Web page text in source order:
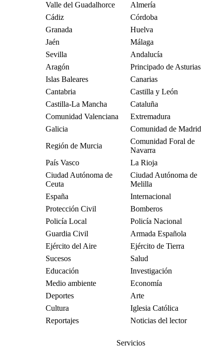
Valle del Guadalhorce
Almería
Cádiz
Córdoba
Granada
Huelva
Jaén
Málaga
Sevilla
Andalucía
Aragón
Principado de Asturias
Islas Baleares
Canarias
Cantabria
Castilla y León
Castilla-La Mancha
Cataluña
Comunidad Valenciana
Extremadura
Galicia
Comunidad de Madrid
Región de Murcia
Comunidad Foral de
Navarra
País Vasco
La Rioja
Ciudad Autónoma de
Ceuta
Ciudad Autónoma de
Melilla
España
Internacional
Protección Civil
Bomberos
Policía Local
Policía Nacional
Guardia Civil
Armada Española
Ejército del Aire
Ejército de Tierra
Sucesos
Salud
Educación
Investigación
Medio ambiente
Economía
Deportes
Arte
Cultura
Iglesia Católica
Reportajes
Noticias del lector
Servicios